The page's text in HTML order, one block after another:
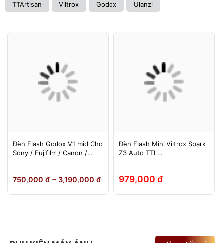
TTArtisan Viltrox Godox Ulanzi
Đèn Flash Godox V1 mid Cho
Sony / Fujifilm / Canon /
750,000 đ ~ 3,190,000 đ
Đèn Flash Mini Viltrox Spark
Z3 Auto TTL
(Fuji/Sony/Canon/Nikon)
979,000 đ